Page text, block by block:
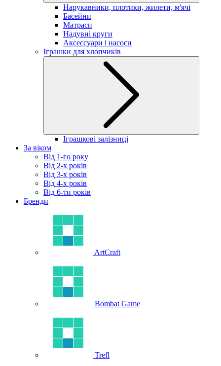
Нарукавники, плотики, жилети, м'ячі
Басейни
Матраси
Надувні круги
Аксессуари і насоси
Іграшки для хлопчиків
Іграшкові залізниці
За віком
Від 1-го року
Від 2-х років
Від 3-х років
Від 4-х років
Від 6-ти років
Бренди
ArtCraft
Bombat Game
Trefl